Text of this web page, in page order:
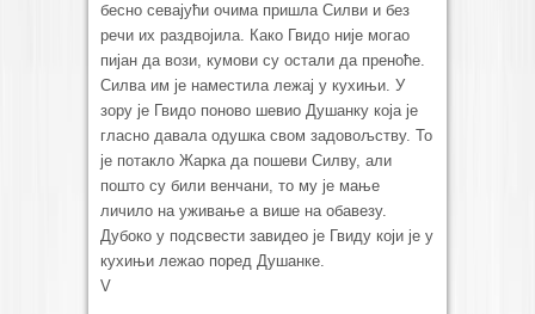
бесно севајући очима пришла Силви и без
речи их раздвојила. Како Гвидо није могао
пијан да вози, кумови су остали да преноће.
Силва им је наместила лежај у кухињи. У
зору је Гвидо поново шевио Душанку која је
гласно давала одушка свом задовољству. То
је потакло Жарка да пошеви Силву, али
пошто су били венчани, то му је мање
личило на уживање а више на обавезу.
Дубоко у подсвести завидео је Гвиду који је у
кухињи лежао поред Душанке.
V